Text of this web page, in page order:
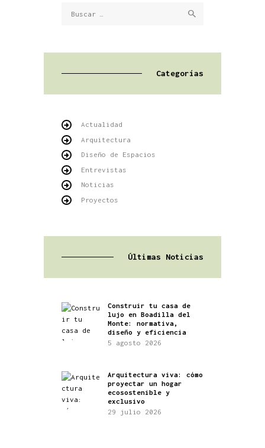
Categorías
Actualidad
Arquitectura
Diseño de Espacios
Entrevistas
Noticias
Proyectos
Últimas Noticias
Construir tu casa de
lujo en Boadilla del
Monte: normativa,
diseño y eficiencia
5 agosto 2026
Arquitectura viva: cómo
proyectar un hogar
ecosostenible y
exclusivo
29 julio 2026